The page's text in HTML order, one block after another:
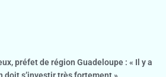
préfet de région Guadeloupe : « Il y a